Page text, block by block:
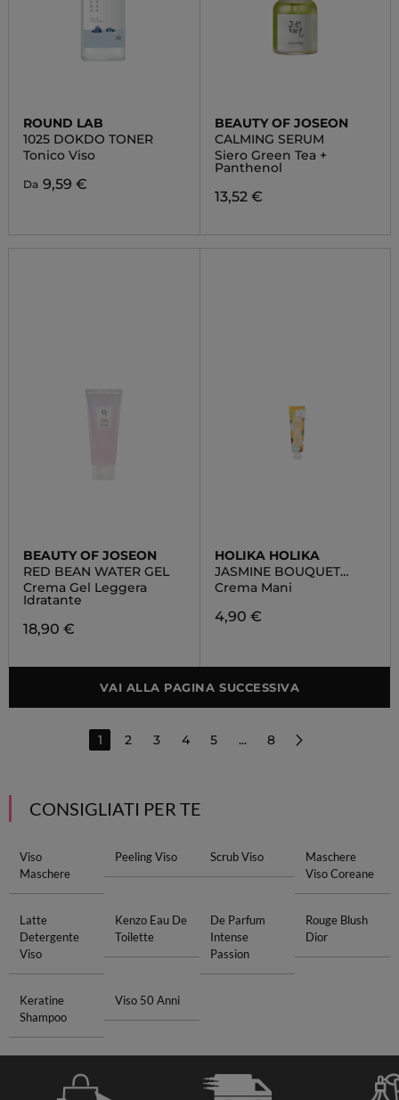
ROUND LAB
1025 DOKDO TONER
Tonico Viso
Da 9,59 €
BEAUTY OF JOSEON
CALMING SERUM
Siero Green Tea +
Panthenol
13,52 €
BEAUTY OF JOSEON
RED BEAN WATER GEL
Crema Gel Leggera
Idratante
18,90 €
HOLIKA HOLIKA
JASMINE BOUQUET
HAND CREAM
Crema Mani
4,90 €
VAI ALLA PAGINA SUCCESSIVA
1 2 3 4 5 ... 8
CONSIGLIATI PER TE
Viso
Maschere
Peeling Viso Scrub Viso
Maschere
Viso Coreane
Latte
Detergente
Viso
Kenzo Eau De
Toilette
De Parfum
Intense
Passion
Rouge Blush
Dior
Keratine
Shampoo
Viso 50 Anni